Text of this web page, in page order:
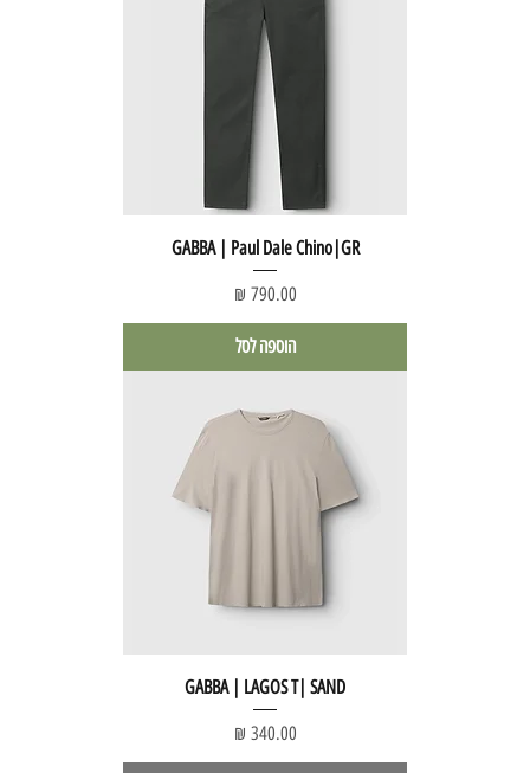
GABBA | Paul Dale Chino|GR
מחיר
הוספה לסל
GABBA | LAGOS T| SAND
מחיר